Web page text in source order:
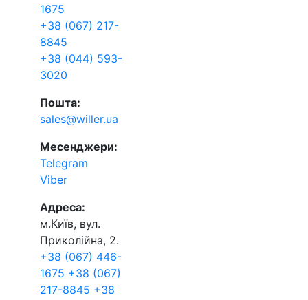
1675
+38 (067) 217-
8845
+38 (044) 593-
3020
Пошта:
sales@willer.ua
Месенджери:
Telegram
Viber
Адреса:
м.Київ, вул.
Приколійна, 2.
+38 (067) 446-
1675 +38 (067)
217-8845 +38